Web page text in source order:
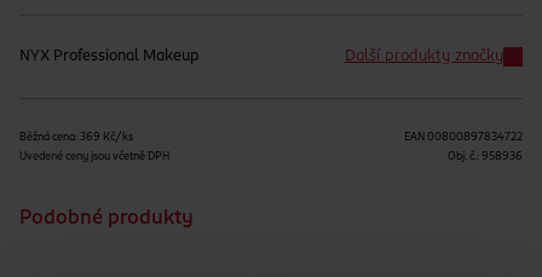
NYX Professional Makeup Další produkty značky
Běžná cena: 369 Kč/ks
Uvedené ceny jsou včetně DPH
EAN 00800897834722
Obj. č.: 958936
Podobné produkty